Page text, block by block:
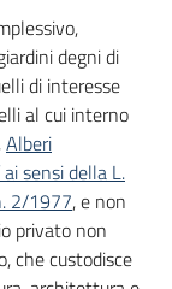
degni di
di interesse
al cui interno
Alberi
sensi della L.
2/1977, e non
privato non
che custodisce